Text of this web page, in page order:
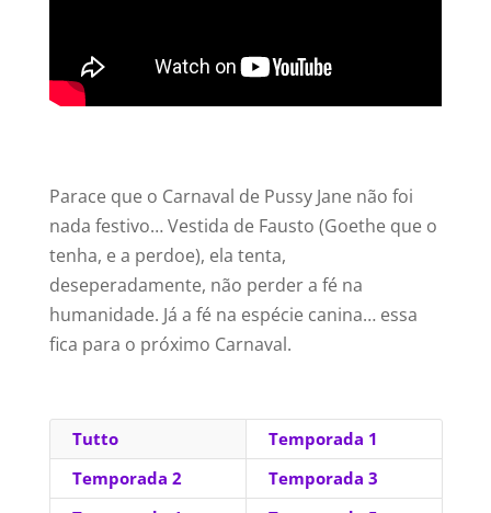
Parace que o Carnaval de Pussy Jane não foi
nada festivo… Vestida de Fausto (Goethe que o
tenha, e a perdoe), ela tenta,
deseperadamente, não perder a fé na
humanidade. Já a fé na espécie canina… essa
fica para o próximo Carnaval.
Tutto
Temporada 1
Temporada 2
Temporada 3